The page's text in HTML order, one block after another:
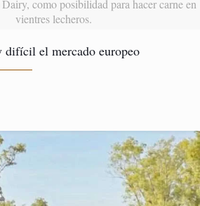
como posibilidad para hacer carne en
vientres lecheros.
difícil el mercado europeo